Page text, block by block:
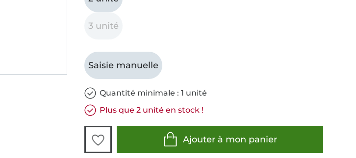
3 unité
Saisie manuelle
Quantité minimale : 1 unité
Plus que 2 unité en stock !
Ajouter à mon panier